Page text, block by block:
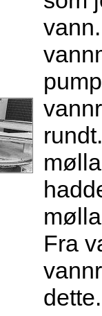
Fra
dette.